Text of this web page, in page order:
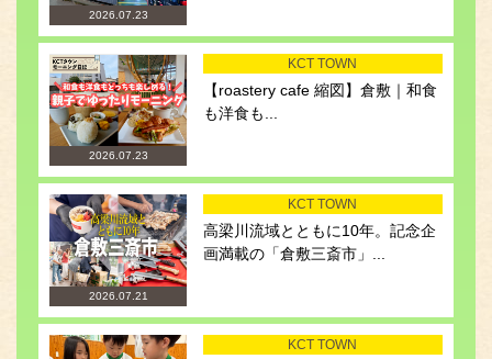
2026.07.23
2026.07.23
KCT TOWN
【roastery cafe 縮図】倉敷｜和食
も洋食も...
2026.07.21
KCT TOWN
高梁川流域とともに10年。記念企
画満載の「倉敷三斎市」...
KCT TOWN